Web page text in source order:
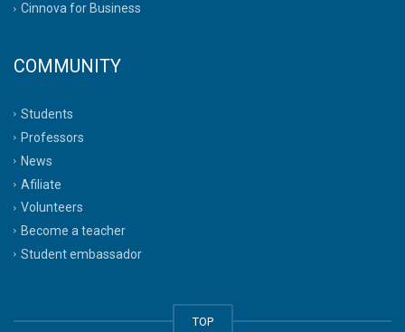
Cinnova for Business
COMMUNITY
Students
Professors
News
Afiliate
Volunteers
Become a teacher
Student embassador
TOP